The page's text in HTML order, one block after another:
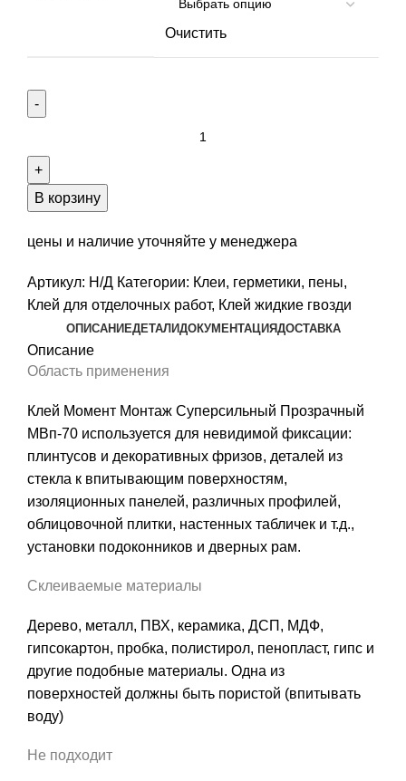
Очистить
Клей
Момент
Суперсильный
МВп-70
В корзину
цены и наличие уточняйте у менеджера
Артикул: Н/Д Категории: Клеи, герметики, пены,
Клей для отделочных работ, Клей жидкие гвозди
ОПИСАНИЕДЕТАЛИДОКУМЕНТАЦИЯДОСТАВКА
Описание
Область применения
Клей Момент Монтаж Суперсильный Прозрачный
МВп-70 используется для невидимой фиксации:
плинтусов и декоративных фризов, деталей из
стекла к впитывающим поверхностям,
изоляционных панелей, различных профилей,
облицовочной плитки, настенных табличек и т.д.,
установки подоконников и дверных рам.
Склеиваемые материалы
Дерево, металл, ПВХ, керамика, ДСП, МДФ,
гипсокартон, пробка, полистирол, пенопласт, гипс и
другие подобные материалы. Одна из
поверхностей должны быть пористой (впитывать
воду)
Не подходит